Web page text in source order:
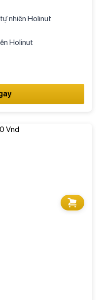
nhiên Holinut
Holinut